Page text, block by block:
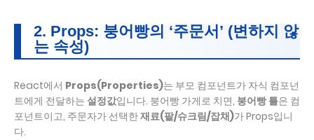
2. Props: 붕어빵의 ‘주문서’ (변하지 않
는 속성)
React에서 Props(Properties)는 부모 컴포넌트가 자식 컴포넌
트에게 전달하는 설정값입니다. 붕어빵 가게로 치면, 붕어빵 틀은 컴
포넌트이고, 주문자가 선택한재료(팥/슈크림/잡채)가 Props입니
다.